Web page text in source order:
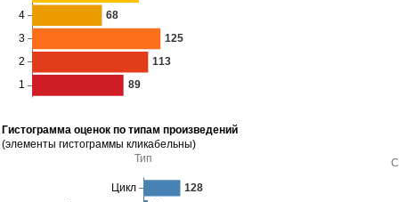
Гистограмма оценок по типам произведений
(элементы гистограммы кликабельны)